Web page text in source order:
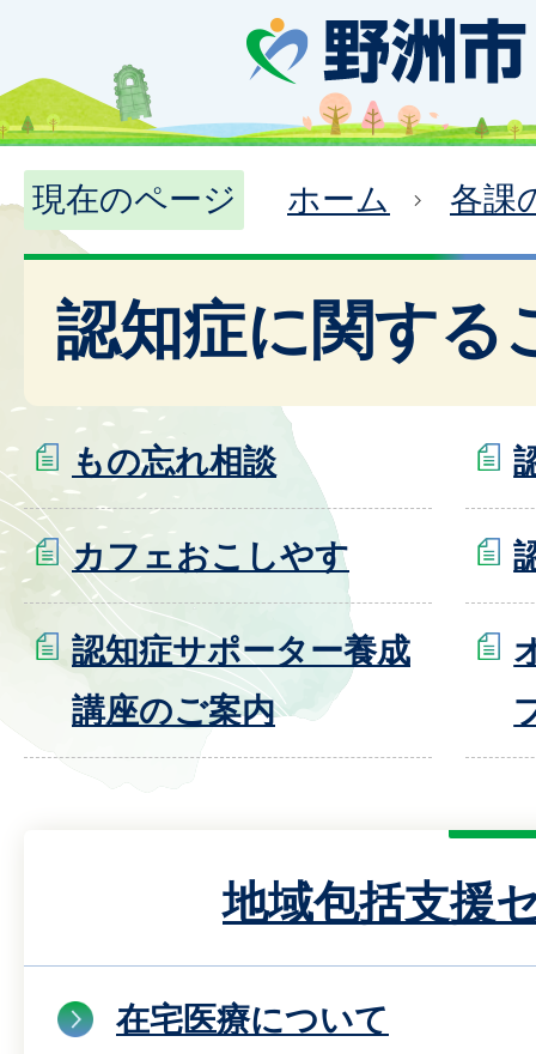
現在のページ ホーム 各課
認知症に関する
もの忘れ相談
カフェおこしやす
認知症サポーター養成
講座のご案内
地域包括支援
在宅医療について